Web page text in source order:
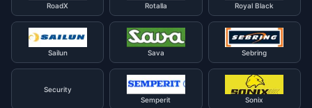
RoadX Rotalla Royal Black
Sailun Sava Sebring
Security
Semperit
Sonix